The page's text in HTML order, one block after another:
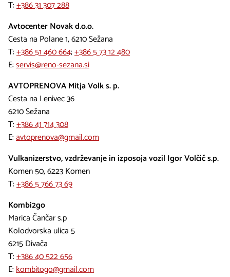
T:+386 31 307 288
Avtocenter Novak d.o.o.
Cesta na Polane 1, 6210 Sežana
T:+386 51 460 664;+386 5 73 12 480
E:servis@reno-sezana.si
AVTOPRENOVA Mitja Volk s. p.
Cesta na Lenivec 36
6210 Sežana
T:+386 41 714 308
E:avtoprenova@gmail.com
Vulkanizerstvo, vzdrževanje in izposoja vozil Igor Volčič s.p.
Komen 50, 6223 Komen
T:+386 5 766 73 69
Kombi2go
Marica Čančar s.p
Kolodvorska ulica 5
6215 Divača
T:+386 40 522 656
E:kombitogo@gmail.com